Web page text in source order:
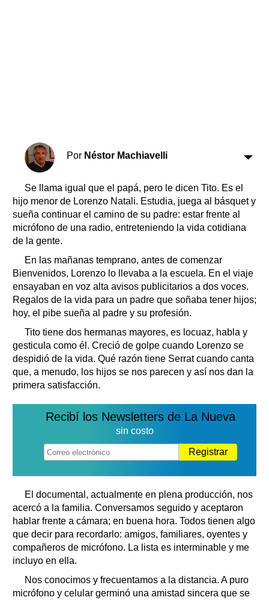
Por Néstor Machiavelli
Se llama igual que el papá, pero le dicen Tito. Es el
hijo menor de Lorenzo Natali. Estudia, juega al básquet y
sueña continuar el camino de su padre: estar frente al
micrófono de una radio, entreteniendo la vida cotidiana
de la gente.
En las mañanas temprano, antes de comenzar
Bienvenidos, Lorenzo lo llevaba a la escuela. En el viaje
ensayaban en voz alta avisos publicitarios a dos voces.
Regalos de la vida para un padre que soñaba tener hijos;
hoy, el pibe sueña al padre y su profesión.
Tito tiene dos hermanas mayores, es locuaz, habla y
gesticula como él. Creció de golpe cuando Lorenzo se
despidió de la vida. Qué razón tiene Serrat cuando canta
que, a menudo, los hijos se nos parecen y así nos dan la
primera satisfacción.
Recibí los Newsletters de La Nueva
sin costo
Registrar
El documental, actualmente en plena producción, nos
acercó a la familia. Conversamos seguido y aceptaron
hablar frente a cámara; en buena hora. Todos tienen algo
que decir para recordarlo: amigos, familiares, oyentes y
compañeros de micrófono. La lista es interminable y me
incluyo en ella.
Nos conocimos y frecuentamos a la distancia. A puro
micrófono y celular germinó una amistad sincera que se